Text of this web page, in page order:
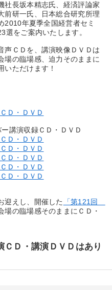
品 資産戦略
建設・不動産業
タント
社長坂本精志氏、経済評論家
前研一氏、日本総合研究所理
2010年夏季全国経営者セミ
選をご案内いたします。
声ＣＤを、講演映像ＤＶＤは
場の臨場感、迫力そのままに
いただけます！
Ｄ・ＤＶＤ
講演収録ＣＤ・ＤＶＤ
Ｄ・ＤＶＤ
Ｄ・ＤＶＤ
Ｄ・ＤＶＤ
Ｄ・ＤＶＤ
Ｄ・ＤＶＤ
迎えし、開催した
「第121回
場の臨場感そのままにＣＤ・
ＣＤ・講演ＤＶＤはあり